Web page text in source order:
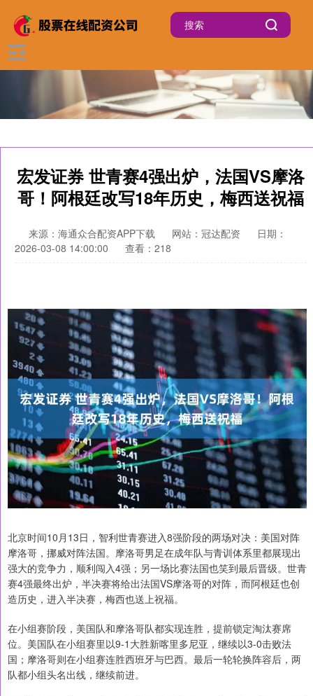
宏发证券 世青赛4强出炉，法国VS摩洛
哥！阿根廷改写18年历史，梅西送祝福
来源：海通众合配资APP下载 网站：冠达配资
日期：
2026-03-08 14:00:00
查看：218
北京时间10月13日，智利世青赛进入8强阶段的两场对决：美国对阵
摩洛哥，挪威对阵法国。摩洛哥男足在成年队与青训体系里都展现出
强大的竞争力，顺利闯入4强；另一场比赛法国也笑到最后晋级。世青
赛4强最终出炉，半决赛将给出法国VS摩洛哥的对阵，而阿根廷也创
造历史，进入半决赛，梅西也送上祝福。
在小组赛阶段，美国队和摩洛哥队都实现连胜，提前锁定淘汰赛席
位。美国队在小组赛里以9-1大胜新喀里多尼亚，继续以3-0击败法
国；摩洛哥则在小组赛连胜西班牙与巴西。最后一轮轮换阵容后，两
队都小组头名出线，继续前进。